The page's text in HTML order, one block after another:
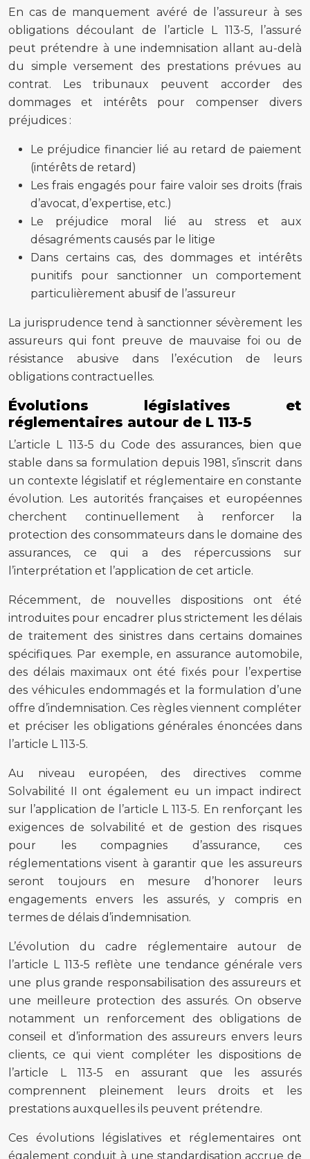
En cas de manquement avéré de l’assureur à ses
obligations découlant de l’article L 113-5, l’assuré
peut prétendre à une indemnisation allant au-delà
du simple versement des prestations prévues au
contrat. Les tribunaux peuvent accorder des
dommages et intérêts pour compenser divers
préjudices :
Le préjudice financier lié au retard de paiement
(intérêts de retard)
Les frais engagés pour faire valoir ses droits (frais
d’avocat, d’expertise, etc.)
Le préjudice moral lié au stress et aux
désagréments causés par le litige
Dans certains cas, des dommages et intérêts
punitifs pour sanctionner un comportement
particulièrement abusif de l’assureur
La jurisprudence tend à sanctionner sévèrement les
assureurs qui font preuve de mauvaise foi ou de
résistance abusive dans l’exécution de leurs
obligations contractuelles.
Évolutions législatives et
réglementaires autour de L 113-5
L’article L 113-5 du Code des assurances, bien que
stable dans sa formulation depuis 1981, s’inscrit dans
un contexte législatif et réglementaire en constante
évolution. Les autorités françaises et européennes
cherchent continuellement à renforcer la
protection des consommateurs dans le domaine des
assurances, ce qui a des répercussions sur
l’interprétation et l’application de cet article.
Récemment, de nouvelles dispositions ont été
introduites pour encadrer plus strictement les délais
de traitement des sinistres dans certains domaines
spécifiques. Par exemple, en assurance automobile,
des délais maximaux ont été fixés pour l’expertise
des véhicules endommagés et la formulation d’une
offre d’indemnisation. Ces règles viennent compléter
et préciser les obligations générales énoncées dans
l’article L 113-5.
Au niveau européen, des directives comme
Solvabilité II ont également eu un impact indirect
sur l’application de l’article L 113-5. En renforçant les
exigences de solvabilité et de gestion des risques
pour les compagnies d’assurance, ces
réglementations visent à garantir que les assureurs
seront toujours en mesure d’honorer leurs
engagements envers les assurés, y compris en
termes de délais d’indemnisation.
L’évolution du cadre réglementaire autour de
l’article L 113-5 reflète une tendance générale vers
une plus grande responsabilisation des assureurs et
une meilleure protection des assurés. On observe
notamment un renforcement des obligations de
conseil et d’information des assureurs envers leurs
clients, ce qui vient compléter les dispositions de
l’article L 113-5 en assurant que les assurés
comprennent pleinement leurs droits et les
prestations auxquelles ils peuvent prétendre.
Ces évolutions législatives et réglementaires ont
également conduit à une standardisation accrue de